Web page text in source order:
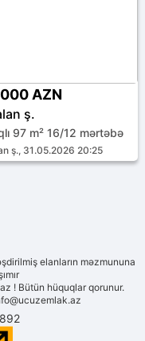
AZN
ş.
97 m² 16/12 mərtəbə
ş., 31.05.2026 20:25
elanların məzmununa
! Bütün hüquqlar qorunur.